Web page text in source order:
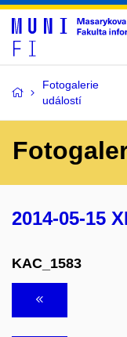
Fotogalerie
událostí
2014-05-15
KAC_1583